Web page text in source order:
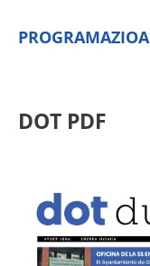
PROGRAMAZIOA
DOT PDF